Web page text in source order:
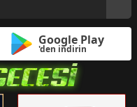
Google Play
'den indirin